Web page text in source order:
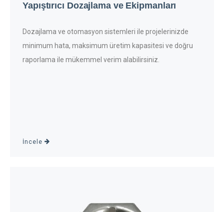
Yapıştırıcı Dozajlama ve Ekipmanları
Dozajlama ve otomasyon sistemleri ile projelerinizde
minimum hata, maksimum üretim kapasitesi ve doğru
raporlama ile mükemmel verim alabilirsiniz.
İncele